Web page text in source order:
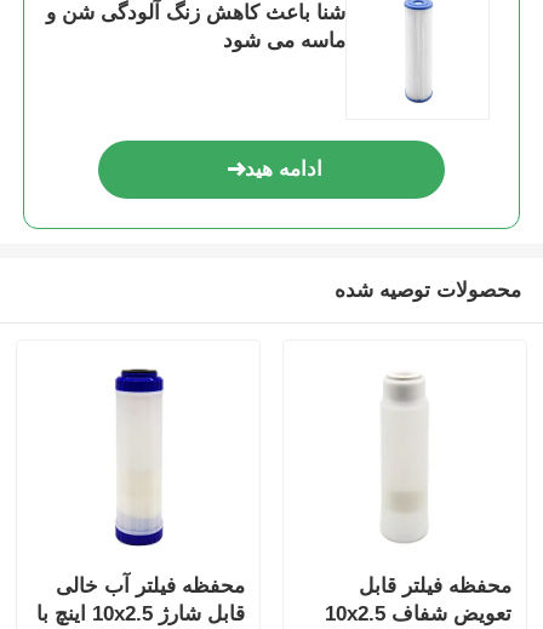
مخزن آب نرم کننده
رزین تبادل یونی
جریان سنج
شنا باعث کاهش زنگ آلودگی شن و
ماسه می شود
ادامه هید
محصولات توصیه شده
محفظه فیلتر قابل
تعویض شفاف 10x2.5
محفظه فیلتر آب خالی
قابل شارژ 10x2.5 اینچ با